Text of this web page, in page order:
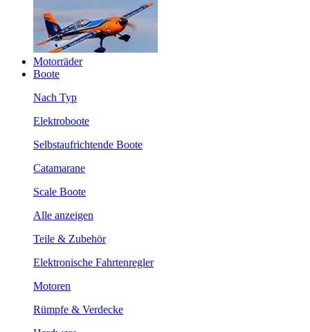
Motorräder
Boote
Nach Typ
Elektroboote
Selbstaufrichtende Boote
Catamarane
Scale Boote
Alle anzeigen
Teile & Zubehör
Elektronische Fahrtenregler
Motoren
Rümpfe & Verdecke